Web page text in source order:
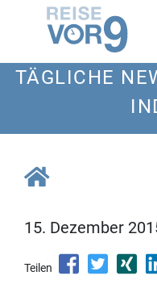
TÄGLICHE
15. Dezember
Teilen